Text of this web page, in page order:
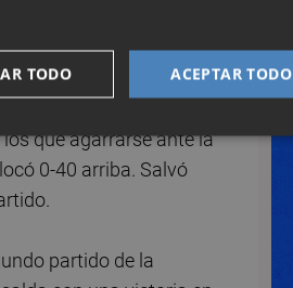
esperanzas. Como
en el que levantó 5
que agarrarse ante la
0-40 arriba. Salvó
partido de la
ACEPTAR TODO
TODO